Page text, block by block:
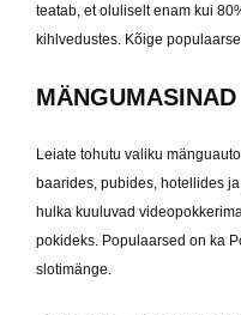
teatab, et oluliselt enam kui
kihlvedustes. Kõige
MÄNGUMASINAD
Leiate tohutu valiku
baarides, pubides, hotellides
hulka kuuluvad
pokideks. Populaarsed on ka
slotimänge.